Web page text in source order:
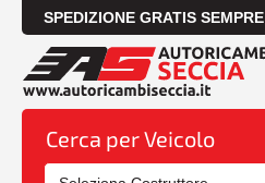
SPEDIZIONE GRATIS SEMPRE
Cerca per Veicolo